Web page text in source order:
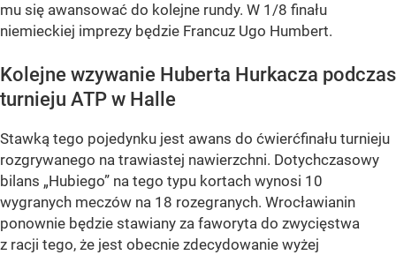
mu się awansować do kolejne rundy. W 1/8 finału
niemieckiej imprezy będzie Francuz Ugo Humbert.
Kolejne wzywanie Huberta Hurkacza podczas
turnieju ATP w Halle
Stawką tego pojedynku jest awans do ćwierćfinału turnieju
rozgrywanego na trawiastej nawierzchni. Dotychczasowy
bilans „Hubiego” na tego typu kortach wynosi 10
wygranych meczów na 18 rozegranych. Wrocławianin
ponownie będzie stawiany za faworyta do zwycięstwa
z racji tego, że jest obecnie zdecydowanie wyżej